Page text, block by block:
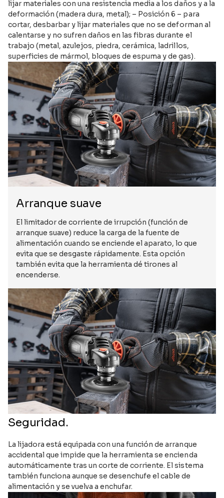
lijar materiales con una resistencia media a los daños y a la
deformación (madera dura, metal); – Posición 6 – para
cortar, desbarbar y lijar materiales que no se deforman al
calentarse y no sufren daños en las fibras durante el
trabajo (metal, azulejos, piedra, cerámica, ladrillos,
superficies de mármol, bloques de espuma y de gas).
Arranque suave
El limitador de corriente de irrupción (función de
arranque suave) reduce la carga de la fuente de
alimentación cuando se enciende el aparato, lo que
evita que se desgaste rápidamente. Esta opción
también evita que la herramienta dé tirones al
encenderse.
Seguridad.
La lijadora está equipada con una función de arranque
accidental que impide que la herramienta se encienda
automáticamente tras un corte de corriente. El sistema
también funciona aunque se desenchufe el cable de
alimentación y se vuelva a enchufar.